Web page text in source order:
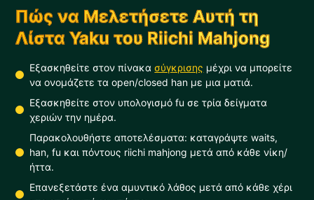
Πώς να Μελετήσετε Αυτή τη
Λίστα Yaku του Riichi Mahjong
Εξασκηθείτε στον πίνακασύγκρισης μέχρι να μπορείτε
να ονομάζετε τα open/closed han με μια ματιά.
Εξασκηθείτε στον υπολογισμό fu σε τρία δείγματα
χεριών την ημέρα.
Παρακολουθήστε αποτελέσματα: καταγράψτε waits,
han, fu και πόντους riichi mahjong μετά από κάθε νίκη/
ήττα.
Επανεξετάστε ένα αμυντικό λάθος μετά από κάθε χέρι